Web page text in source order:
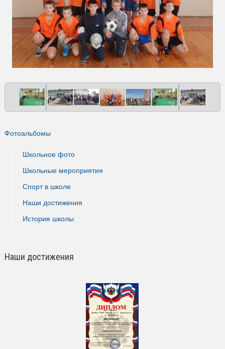
Фотоальбомы
Школьное фото
Школьные мероприятия
Спорт в школе
Наши достижения
История школы
Наши достижения